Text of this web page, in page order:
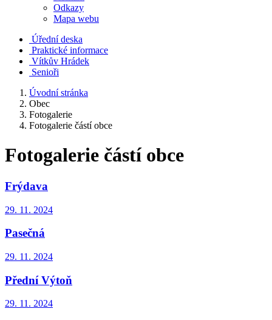
Odkazy
Mapa webu
Úřední deska
Praktické informace
Vítkův Hrádek
Senioři
Úvodní stránka
Obec
Fotogalerie
Fotogalerie částí obce
Fotogalerie částí obce
Frýdava
29. 11. 2024
Pasečná
29. 11. 2024
Přední Výtoň
29. 11. 2024